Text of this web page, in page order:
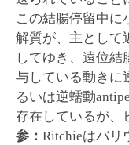
この結腸停留中に
解質が、主として
してゆき、遠位結
与している動きに
るいは逆蠕動
存在しているが、
参： Ritchieはバリ